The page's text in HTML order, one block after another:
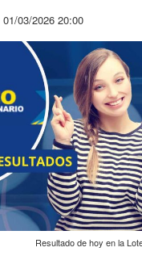
01/03/2026 20:00
Resultado de hoy en la